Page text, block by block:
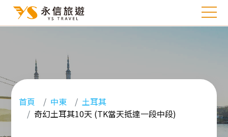
首頁 中東
土耳其
奇幻土耳其10天 (TK當天抵達一段中段)